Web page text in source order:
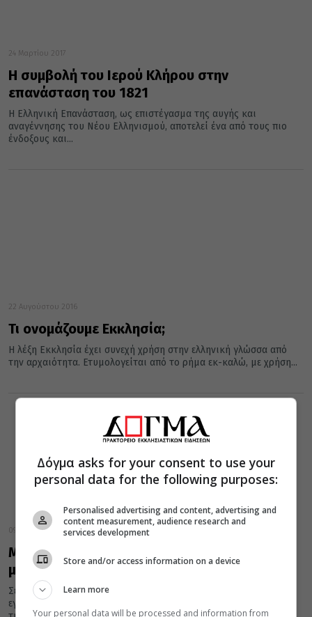
24 Μαρτίου 2017
Η συμβολή του Ιερού Κλήρου στην
επανάσταση του 1821
Η Ελληνική Επανάσταση, ως επιστέγασμα της αυγής και
αναγέννησης του Νέου Ελληνισμού, αποτελεί ένα από τους πιο
ένδοξους και...
22 Αυγούστου 2016
Τι ονομάζουμε Εκκλησία;
Η λέξη Εκκλησία έχει συνεχή χρήση στην ελληνική γλώσσα από
την αρχαιότητα. Ετυμολογείται από το ρήμα εκ-καλώ, με χρήση...
09 Δεκεμβρίου 2015
Μαθητές της Σιβιτανιδείου συζητούν για όλα
με νέους Κληρικούς
Σε όμορφο κλίμα, πραγματοποιήθηκε ένας ανοιχτός και
εγκάρδιος διάλογος ανάμεσα στους μαθητές και τις μαθήτριες
Δόγμα asks for your consent to use your
personal data for the following purposes:
Personalised advertising and content, advertising and
content measurement, audience research and
services development
Store and/or access information on a device
Learn more
Your personal data will be processed and information from